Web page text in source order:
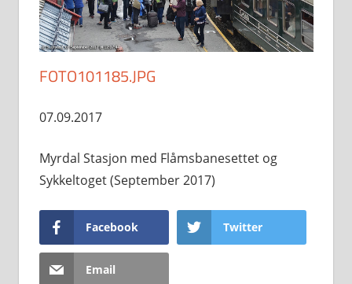
FOTO101185.JPG
07.09.2017
Myrdal Stasjon med Flåmsbanesettet og
Sykkeltoget (September 2017)
Facebook Twitter
Email